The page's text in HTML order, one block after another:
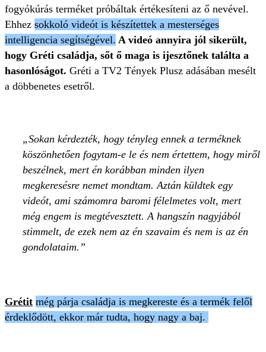
fogyókúrás terméket próbáltak értékesíteni az ő nevével.
Ehhez sokkoló videót is készítettek a mesterséges
intelligencia segítségével. A videó annyira jól sikerült,
hogy Gréti családja, sőt ő maga is ijesztőnek találta a
hasonlóságot. Gréti a TV2 Tények Plusz adásában mesélt
a döbbenetes esetről.
Sokan kérdezték, hogy tényleg ennek a terméknek
köszönhetően fogytam-e le és nem értettem, hogy miről
beszélnek, mert én korábban minden ilyen
megkeresésre nemet mondtam. Aztán küldtek egy
videót, ami számomra baromi félelmetes volt, mert
még engem is megtévesztett. A hangszín nagyjából
stimmelt, de ezek nem az én szavaim és nem is az én
gondolataim.
Grétit még párja családja is megkereste és a termék felől
érdeklődött, ekkor már tudta, hogy nagy a baj.